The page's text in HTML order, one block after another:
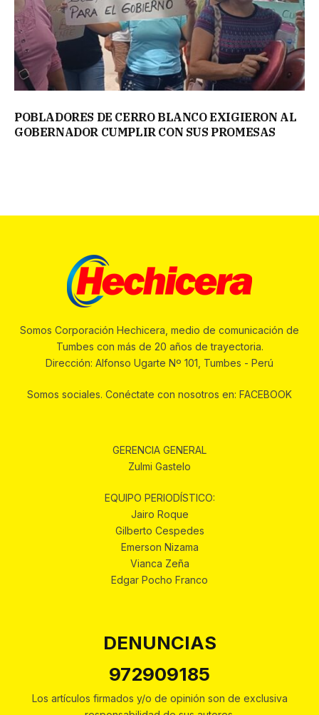
POBLADORES DE CERRO BLANCO EXIGIERON AL
GOBERNADOR CUMPLIR CON SUS PROMESAS
Somos Corporación Hechicera, medio de comunicación de
Tumbes con más de 20 años de trayectoria.
Dirección: Alfonso Ugarte Nº 101, Tumbes - Perú
Somos sociales. Conéctate con nosotros en: FACEBOOK
GERENCIA GENERAL
Zulmi Gastelo
EQUIPO PERIODÍSTICO:
Jairo Roque
Gilberto Cespedes
Emerson Nizama
Vianca Zeña
Edgar Pocho Franco
DENUNCIAS
972909185
Los artículos firmados y/o de opinión son de exclusiva